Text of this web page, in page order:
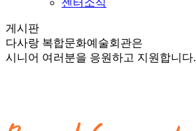
게시판
다사랑 복합문화예술회관은
시니어 여러분을 응원하고 지원합니다.